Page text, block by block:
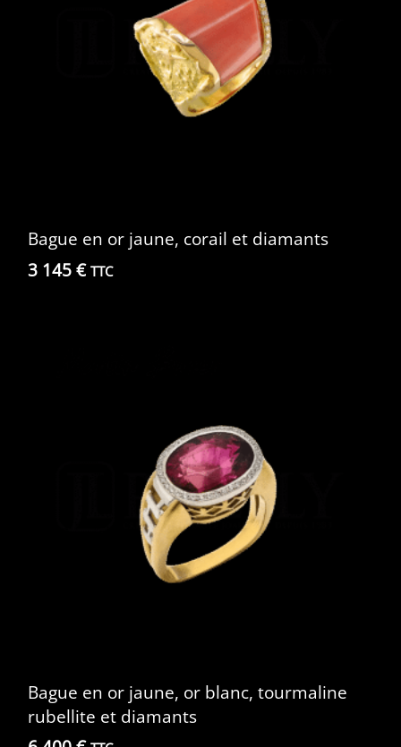
Bague en or jaune, corail et diamants
3 145 € TTC
Bague en or jaune, or blanc, tourmaline
rubellite et diamants